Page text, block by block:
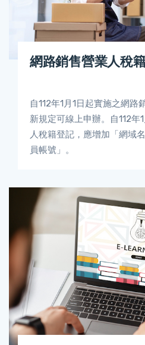
網路銷售營業人稅
自112年1月1日起實施之網
新規定可線上申辦。自112年
人稅籍登記，應增加「網域
員帳號」。